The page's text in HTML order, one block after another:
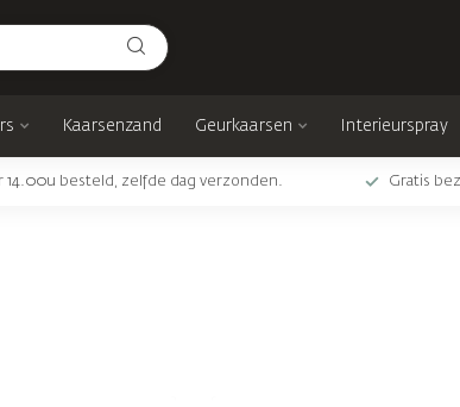
Kaarsenzand Geurkaarsen Interieurspray
14.00u besteld, zelfde dag verzonden. Gratis